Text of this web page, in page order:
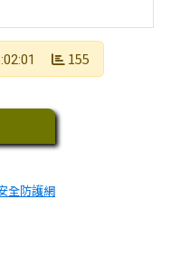
155
全防護網